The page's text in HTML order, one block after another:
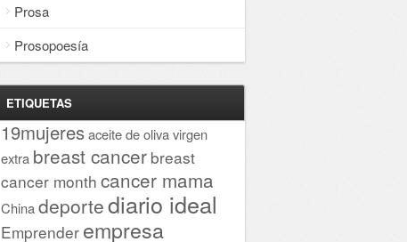
Prosa
Prosopoesía
ETIQUETAS
19mujeresaceite de oliva virgen
extra breast cancer breast
cancer month cancer mama
Chinadeportediario ideal
Emprender empresa